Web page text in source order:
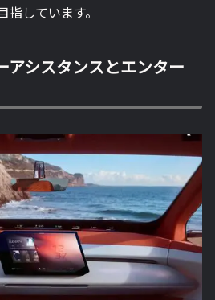
しています。
アシスタンスとエンター